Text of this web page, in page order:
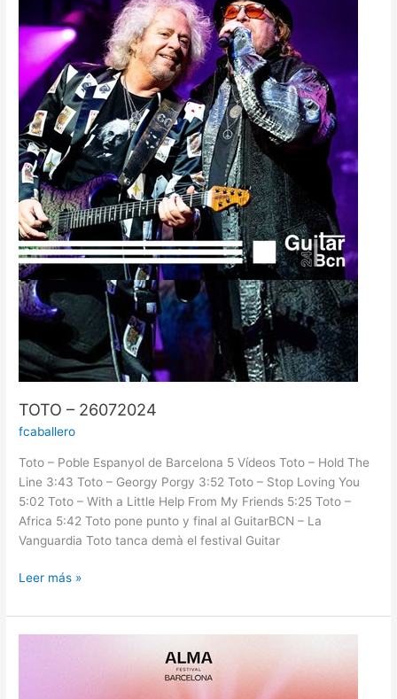
TOTO – 26072024
fcaballero
Toto – Poble Espanyol de Barcelona 5 Vídeos Toto – Hold The
Line 3:43 Toto – Georgy Porgy 3:52 Toto – Stop Loving You
5:02 Toto – With a Little Help From My Friends 5:25 Toto –
Africa 5:42 Toto pone punto y final al GuitarBCN – La
Vanguardia Toto tanca demà el festival Guitar
Leer más »